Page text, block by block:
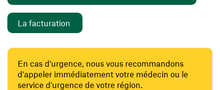
La facturation
En cas d'urgence, nous vous recommandons
d'appeler immédiatement votre médecin ou le
service d'urgence de votre région.